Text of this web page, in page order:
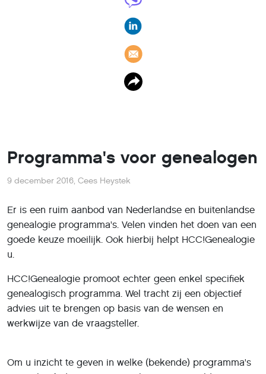
Programma's voor genealogen
9 december 2016, Cees Heystek
Er is een ruim aanbod van Nederlandse en buitenlandse
genealogie programma's. Velen vinden het doen van een
goede keuze moeilijk. Ook hierbij helpt HCC!Genealogie
u.
HCC!Genealogie promoot echter geen enkel specifiek
genealogisch programma. Wel tracht zij een objectief
advies uit te brengen op basis van de wensen en
werkwijze van de vraagsteller.
Om u inzicht te geven in welke (bekende) programma's